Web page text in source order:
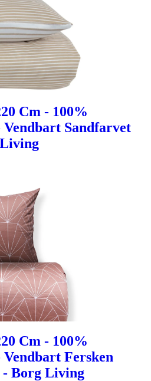
Cm - 100%
Vendbart Sandfarvet
Cm - 100%
Fersken
Borg Living